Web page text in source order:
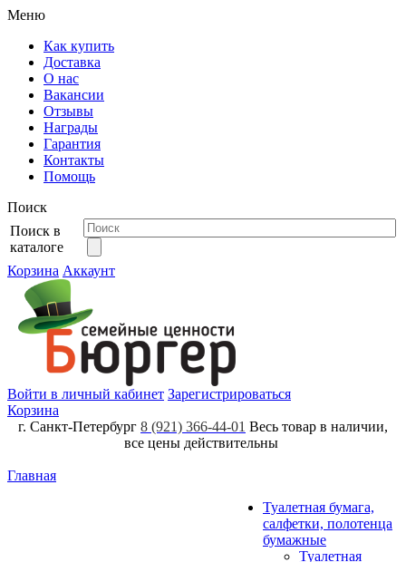
Меню
Как купить
Доставка
О нас
Вакансии
Отзывы
Награды
Гарантия
Контакты
Помощь
Поиск
Поиск в
каталоге
Корзина Аккаунт
Войти в личный кабинет Зарегистрироваться
Корзина
г. Санкт-Петербург 8 (921) 366-44-01 Весь товар в наличии,
все цены действительны
Главная
Туалетная бумага,
салфетки, полотенца
бумажные
Туалетная